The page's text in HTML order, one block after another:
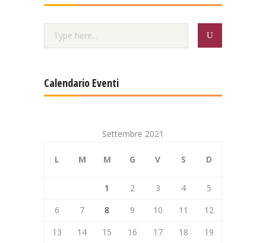
Calendario Eventi
Settembre 2021
L M M G V S D
1 2 3 4
5
6
7 8 9 10 11
12
13
14 15 16 17 18
19